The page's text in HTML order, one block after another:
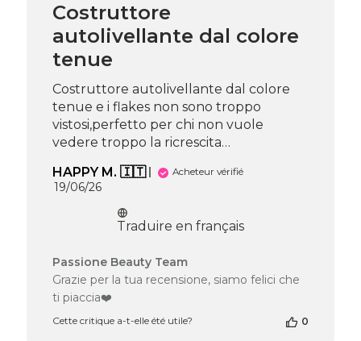
2026
Costruttore
autolivellante dal colore
tenue
Costruttore autolivellante dal colore
tenue e i flakes non sono troppo
vistosi,perfetto per chi non vuole
vedere troppo la ricrescita…
HAPPY M. 🇮🇹
Acheteur vérifié
Date
publication
19/06/26
Traduire en français
Commentaires
du
propriétaire
la
Passione Beauty Team
Grazie per la tua recensione, siamo felici che
ti piaccia❤️
Cette critique a-t-elle été utile? 0